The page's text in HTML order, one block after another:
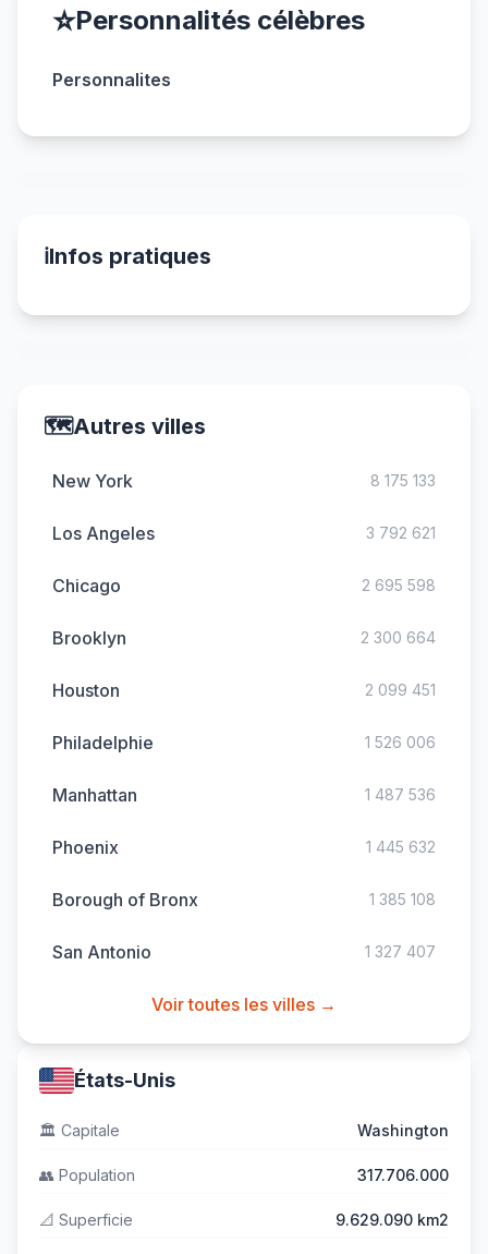
⭐Personnalités célèbres
Personnalites
ℹ️Infos pratiques
🗺️Autres villes
New York 8 175 133
Los Angeles 3 792 621
Chicago 2 695 598
Brooklyn 2 300 664
Houston 2 099 451
Philadelphie 1 526 006
Manhattan 1 487 536
Phoenix 1 445 632
Borough of Bronx 1 385 108
San Antonio 1 327 407
Voir toutes les villes →
États-Unis
🏛️ Capitale Washington
👥 Population 317.706.000
📐 Superficie 9.629.090 km2